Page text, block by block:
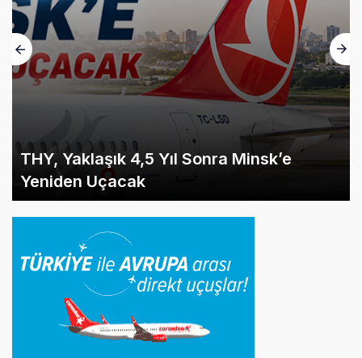
THY, Yaklaşık 4,5 Yıl Sonra Minsk’e
Yeniden Uçacak